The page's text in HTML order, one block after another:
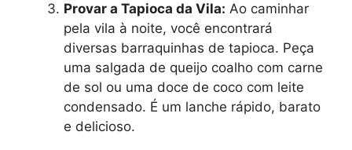
Provar a Tapioca da Vila: Ao caminhar
pela vila à noite, você encontrará
diversas barraquinhas de tapioca. Peça
uma salgada de queijo coalho com carne
de sol ou uma doce de coco com leite
condensado. É um lanche rápido, barato
e delicioso.